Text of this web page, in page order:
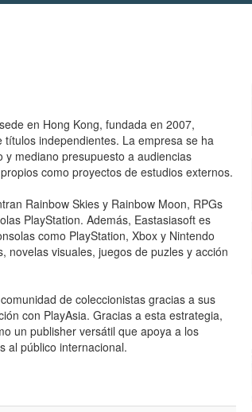
en Hong Kong, fundada en 2007,
independientes. La empresa se ha
mediano presupuesto a audiencias
como proyectos de estudios externos.
Rainbow Skies y Rainbow Moon, RPGs
PlayStation. Además, Eastasiasoft es
como PlayStation, Xbox y Nintendo
novelas visuales, juegos de puzles y acción
de coleccionistas gracias a sus
con PlayAsia. Gracias a esta estrategia,
un publisher versátil que apoya a los
al público internacional.